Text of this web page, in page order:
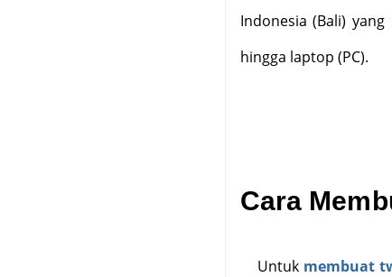
Indonesia (Bali)
hingga laptop (PC).
Cara
Untuk membuat